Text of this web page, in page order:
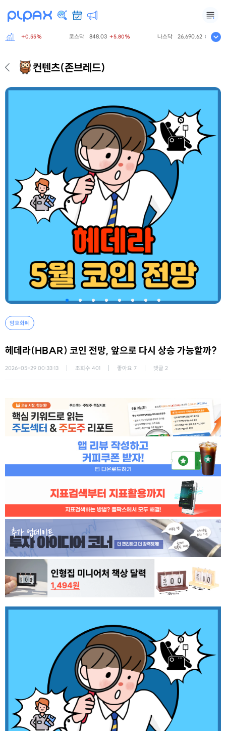
+0.55% 코스닥 848.03 +5.80% 나스닥 26,690.62 0.00%
컨텐츠(존브레드)
암호화폐
헤데라(HBAR) 코인 전망, 앞으로 다시 상승 가능할까?
2026-05-29 00:33:13 조회수 401 좋아요 7 댓글 2